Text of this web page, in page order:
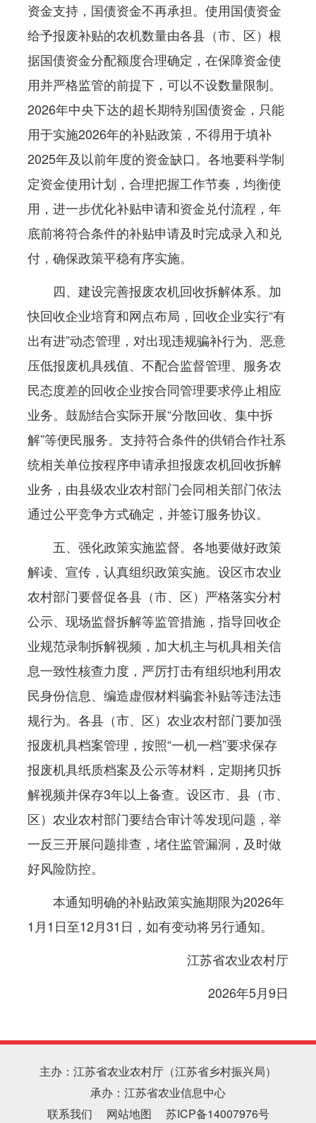
资金支持，国债资金不再承担。使用国债资金
给予报废补贴的农机数量由各县（市、区）根
据国债资金分配额度合理确定，在保障资金使
用并严格监管的前提下，可以不设数量限制。
2026年中央下达的超长期特别国债资金，只能
用于实施2026年的补贴政策，不得用于填补
2025年及以前年度的资金缺口。各地要科学制
定资金使用计划，合理把握工作节奏，均衡使
用，进一步优化补贴申请和资金兑付流程，年
底前将符合条件的补贴申请及时完成录入和兑
付，确保政策平稳有序实施。
四、建设完善报废农机回收拆解体系。加
快回收企业培育和网点布局，回收企业实行“有
出有进”动态管理，对出现违规骗补行为、恶意
压低报废机具残值、不配合监督管理、服务农
民态度差的回收企业按合同管理要求停止相应
业务。鼓励结合实际开展“分散回收、集中拆
解”等便民服务。支持符合条件的供销合作社系
统相关单位按程序申请承担报废农机回收拆解
业务，由县级农业农村部门会同相关部门依法
通过公平竞争方式确定，并签订服务协议。
五、强化政策实施监督。各地要做好政策
解读、宣传，认真组织政策实施。设区市农业
农村部门要督促各县（市、区）严格落实分村
公示、现场监督拆解等监管措施，指导回收企
业规范录制拆解视频，加大机主与机具相关信
息一致性核查力度，严厉打击有组织地利用农
民身份信息、编造虚假材料骗套补贴等违法违
规行为。各县（市、区）农业农村部门要加强
报废机具档案管理，按照“一机一档”要求保存
报废机具纸质档案及公示等材料，定期拷贝拆
解视频并保存3年以上备查。设区市、县（市、
区）农业农村部门要结合审计等发现问题，举
一反三开展问题排查，堵住监管漏洞，及时做
好风险防控。
本通知明确的补贴政策实施期限为2026年
1月1日至12月31日，如有变动将另行通知。
江苏省农业农村厅
2026年5月9日
主办：江苏省农业农村厅（江苏省乡村振兴局）
承办：江苏省农业信息中心
联系我们
网站地图 苏ICP备14007976号